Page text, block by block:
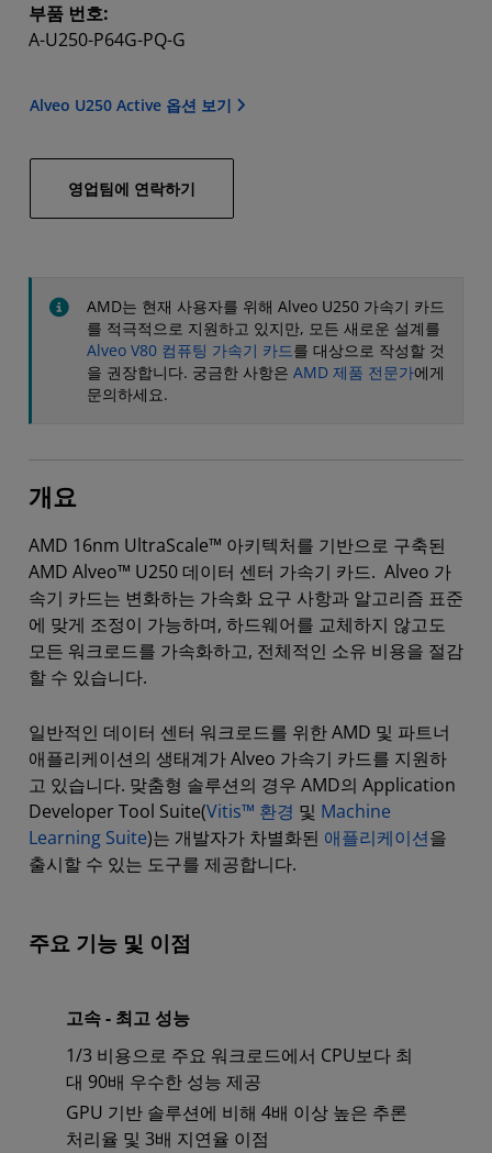
부품 번호:
A-U250-P64G-PQ-G
Alveo U250 Active 옵션 보기
영업팀에 연락하기
AMD는 현재 사용자를 위해 Alveo U250 가속기 카드
를 적극적으로 지원하고 있지만, 모든 새로운 설계를
Alveo V80 컴퓨팅 가속기 카드를 대상으로 작성할 것
을 권장합니다. 궁금한 사항은 AMD 제품 전문가에게
문의하세요.
개요
AMD 16nm UltraScale™ 아키텍처를 기반으로 구축된
AMD Alveo™ U250 데이터 센터 가속기 카드. Alveo 가
속기 카드는 변화하는 가속화 요구 사항과 알고리즘 표준
에 맞게 조정이 가능하며, 하드웨어를 교체하지 않고도
모든 워크로드를 가속화하고, 전체적인 소유 비용을 절감
할 수 있습니다.
일반적인 데이터 센터 워크로드를 위한 AMD 및 파트너
애플리케이션의 생태계가 Alveo 가속기 카드를 지원하
고 있습니다. 맞춤형 솔루션의 경우 AMD의 Application
Developer Tool Suite(Vitis™ 환경 및 Machine
Learning Suite)는 개발자가 차별화된 애플리케이션을
출시할 수 있는 도구를 제공합니다.
주요 기능 및 이점
고속 - 최고 성능
1/3 비용으로 주요 워크로드에서 CPU보다 최
대 90배 우수한 성능 제공
GPU 기반 솔루션에 비해 4배 이상 높은 추론
처리율 및 3배 지연율 이점